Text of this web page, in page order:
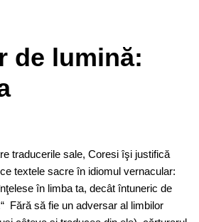
de lumină:
traducerile sale, Coresi îşi justifică
textele sacre în idiomul vernacular:
în limba ta, decât întuneric de
Fără să fie un adversar al limbilor